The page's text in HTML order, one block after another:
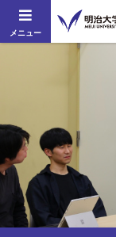
メニュー